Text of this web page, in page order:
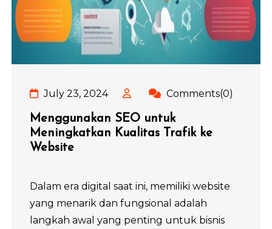
July 23, 2024 Comments(0)
Menggunakan SEO untuk
Meningkatkan Kualitas Trafik ke
Website
Dalam era digital saat ini, memiliki website
yang menarik dan fungsional adalah
langkah awal yang penting untuk bisnis